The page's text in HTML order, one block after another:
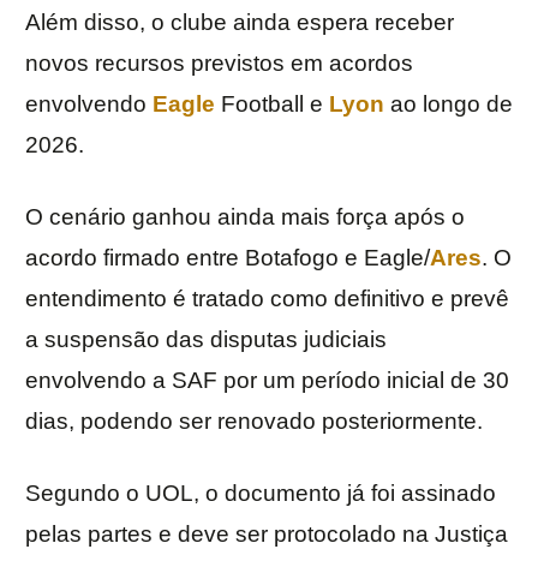
Além disso, o clube ainda espera receber
novos recursos previstos em acordos
envolvendo Eagle Football e Lyon ao longo de
2026.
O cenário ganhou ainda mais força após o
acordo firmado entre Botafogo e Eagle/Ares. O
entendimento é tratado como definitivo e prevê
a suspensão das disputas judiciais
envolvendo a SAF por um período inicial de 30
dias, podendo ser renovado posteriormente.
Segundo o UOL, o documento já foi assinado
pelas partes e deve ser protocolado na Justiça